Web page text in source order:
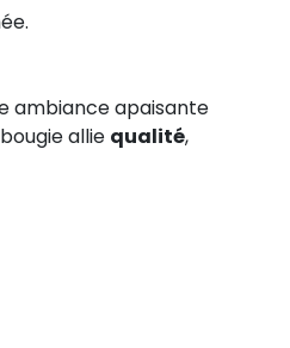
ambiance apaisante
allie qualité,